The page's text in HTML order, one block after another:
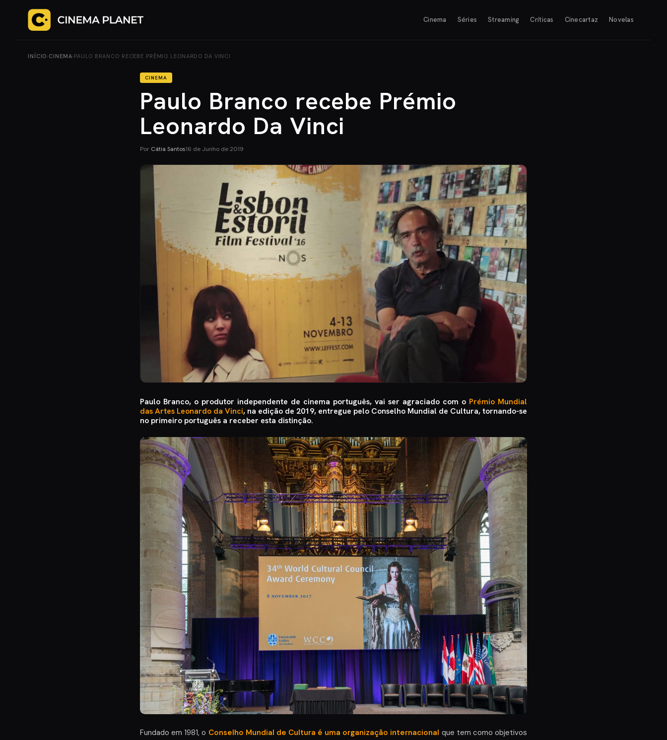
Cinema Séries Streaming Críticas Cinecartaz Novelas
INÍCIO› CINEMA› PAULO BRANCO RECEBE PRÉMIO LEONARDO DA VINCI
CINEMA
Paulo Branco recebe Prémio
Leonardo Da Vinci
Por Cátia Santos16 de Junho de 2019
Paulo Branco, o produtor independente de cinema português, vai ser agraciado com o Prémio Mundial
das Artes Leonardo da Vinci, na edição de 2019, entregue pelo Conselho Mundial de Cultura, tornando-se
no primeiro português a receber esta distinção.
Fundado em 1981, o Conselho Mundial de Cultura é uma organização internacional que tem como objetivos